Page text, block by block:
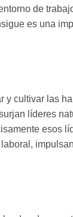
de
es una
y cultivar las
líderes
esos